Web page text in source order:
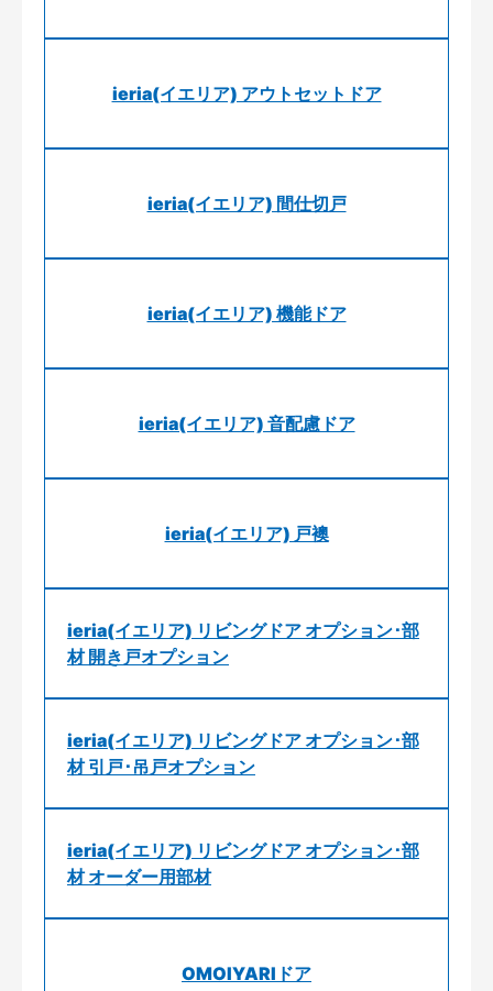
ieria(イエリア) アウトセットドア
ieria(イエリア) 間仕切戸
ieria(イエリア) 機能ドア
ieria(イエリア) 音配慮ドア
ieria(イエリア) 戸襖
ieria(イエリア) リビングドア オプション･部
材 開き戸オプション
ieria(イエリア) リビングドア オプション･部
材 引戸･吊戸オプション
ieria(イエリア) リビングドア オプション･部
材 オーダー用部材
OMOIYARIドア